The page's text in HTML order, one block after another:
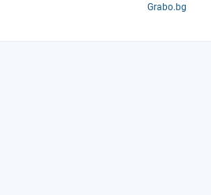
Grabo.bg